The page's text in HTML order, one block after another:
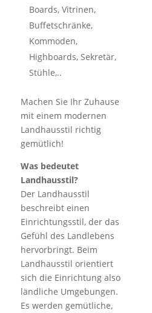
Boards, Vitrinen,
Buffetschränke,
Kommoden,
Highboards, Sekretär,
Stühle,..
Machen Sie Ihr Zuhause
mit einem modernen
Landhausstil richtig
gemütlich!
Was bedeutet
Landhausstil?
Der Landhausstil
beschreibt einen
Einrichtungsstil, der das
Gefühl des Landlebens
hervorbringt. Beim
Landhausstil orientiert
sich die Einrichtung also
ländliche Umgebungen.
Es werden gemütliche,